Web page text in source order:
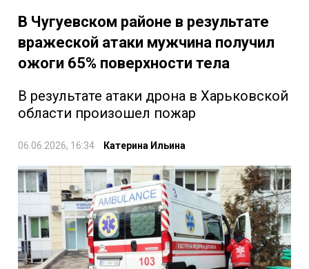
В Чугуевском районе в результате
вражеской атаки мужчина получил
ожоги 65% поверхности тела
В результате атаки дрона в Харьковской
области произошел пожар
06.06.2026, 16:34 Катерина Ильина